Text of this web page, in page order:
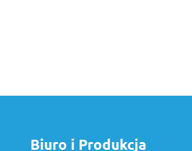
Biuro i Produkcja